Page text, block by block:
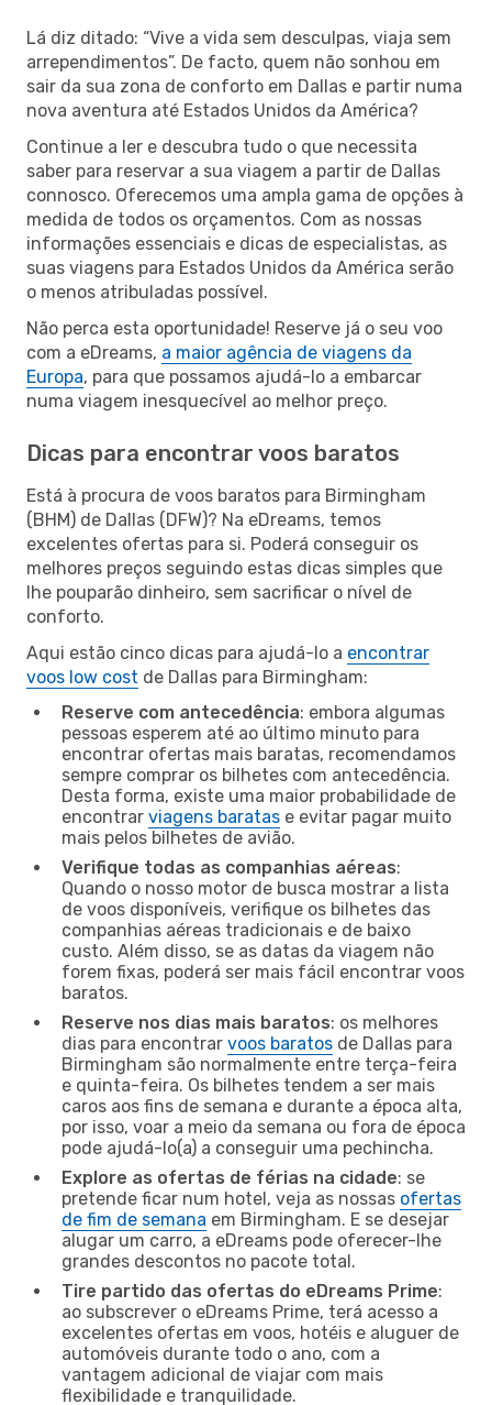
Lá diz ditado: “Vive a vida sem desculpas, viaja sem
arrependimentos”. De facto, quem não sonhou em
sair da sua zona de conforto em Dallas e partir numa
nova aventura até Estados Unidos da América?
Continue a ler e descubra tudo o que necessita
saber para reservar a sua viagem a partir de Dallas
connosco. Oferecemos uma ampla gama de opções à
medida de todos os orçamentos. Com as nossas
informações essenciais e dicas de especialistas, as
suas viagens para Estados Unidos da América serão
o menos atribuladas possível.
Não perca esta oportunidade! Reserve já o seu voo
com a eDreams, a maior agência de viagens da
Europa, para que possamos ajudá-lo a embarcar
numa viagem inesquecível ao melhor preço.
Dicas para encontrar voos baratos
Está à procura de voos baratos para Birmingham
(BHM) de Dallas (DFW)? Na eDreams, temos
excelentes ofertas para si. Poderá conseguir os
melhores preços seguindo estas dicas simples que
lhe pouparão dinheiro, sem sacrificar o nível de
conforto.
Aqui estão cinco dicas para ajudá-lo a encontrar
voos low cost de Dallas para Birmingham:
Reserve com antecedência: embora algumas
pessoas esperem até ao último minuto para
encontrar ofertas mais baratas, recomendamos
sempre comprar os bilhetes com antecedência.
Desta forma, existe uma maior probabilidade de
encontrar viagens baratas e evitar pagar muito
mais pelos bilhetes de avião.
Verifique todas as companhias aéreas:
Quando o nosso motor de busca mostrar a lista
de voos disponíveis, verifique os bilhetes das
companhias aéreas tradicionais e de baixo
custo. Além disso, se as datas da viagem não
forem fixas, poderá ser mais fácil encontrar voos
baratos.
Reserve nos dias mais baratos: os melhores
dias para encontrar voos baratos de Dallas para
Birmingham são normalmente entre terça-feira
e quinta-feira. Os bilhetes tendem a ser mais
caros aos fins de semana e durante a época alta,
por isso, voar a meio da semana ou fora de época
pode ajudá-lo(a) a conseguir uma pechincha.
Explore as ofertas de férias na cidade: se
pretende ficar num hotel, veja as nossas ofertas
de fim de semana em Birmingham. E se desejar
alugar um carro, a eDreams pode oferecer-lhe
grandes descontos no pacote total.
Tire partido das ofertas do eDreams Prime:
ao subscrever o eDreams Prime, terá acesso a
excelentes ofertas em voos, hotéis e aluguer de
automóveis durante todo o ano, com a
vantagem adicional de viajar com mais
flexibilidade e tranquilidade.